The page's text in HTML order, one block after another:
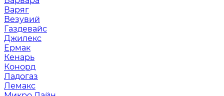
Варяг
Везувий
Газдевайс
Джилекс
Ермак
Кенарь
Конорд
Ладогаз
Лемакс